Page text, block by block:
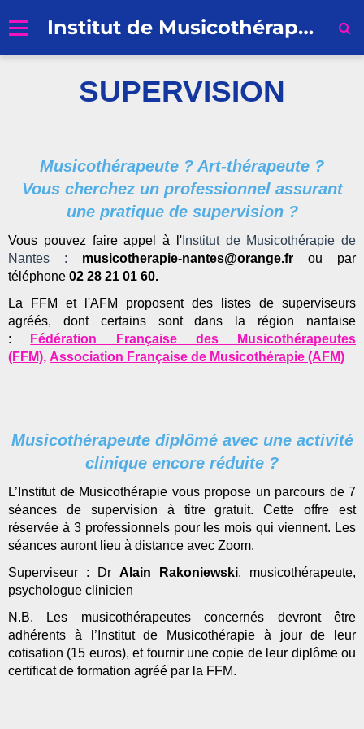
Institut de Musicothérapie de Nantes
Formation professionnelle
Profession Musicothérapeute
Inscriptions et Règlement
Qui sommes-nous ?
Contacts
SUPERVISION
Musicothérapeute ? Art-thérapeute ?
Vous cherchez un professionnel assurant
une pratique de supervision ?
Vous pouvez faire appel à l'Institut de Musicothérapie de
Nantes : musicotherapie-nantes@orange.fr ou par
téléphone 02 28 21 01 60.
La FFM et l'AFM proposent des listes de superviseurs
agréés, dont certains sont dans la région nantaise
:
Fédération Française des Musicothérapeutes
(FFM), Association Française de Musicothérapie (AFM)
Musicothérapeute diplômé avec une activité
clinique encore réduite ?
L’Institut de Musicothérapie vous propose un parcours de 7
séances de supervision à titre gratuit.Cette offre est
réservée à 3 professionnels pour les mois qui viennent. Les
séances auront lieu à distance avec Zoom.
Superviseur : Dr Alain Rakoniewski, musicothérapeute,
psychologue clinicien
N.B. Les musicothérapeutes concernés devront être
adhérents à l’Institut de Musicothérapie à jour de leur
cotisation (15 euros), et fournir une copie de leur diplôme ou
certificat de formation agréé par la FFM.